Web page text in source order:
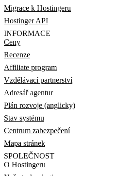
Migrace k Hostingeru
Hostinger API
INFORMACE
Ceny
Recenze
Affiliate program
Vzdělávací partnerství
Adresář agentur
Plán rozvoje (anglicky)
Stav systému
Centrum zabezpečení
Mapa stránek
SPOLEČNOST
O Hostingeru